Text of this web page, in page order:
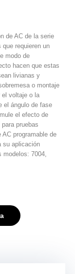
de AC de la serie
requieren un
modo de
hacen que estas
livianas y
o montaje
el voltaje o la
el ángulo de fase
el efecto de
pruebas
programable de
su aplicación
7004,